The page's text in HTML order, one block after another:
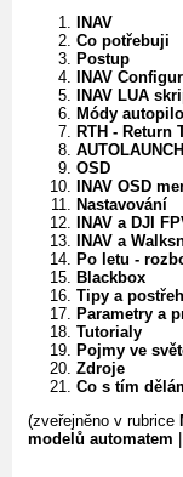
INAV
Co potřebuji
Postup
INAV
INAV LUA
Módy
RTH - Return
AUTOLAUNCH
OSD
INAV OSD
Nastavování
INAV a DJI
INAV a
Po letu -
Blackbox
Tipy a
Parametry a
Tutorialy
Pojmy ve
Zdroje
Co s tím
(zveřejněno v rubrice
modelů automatem